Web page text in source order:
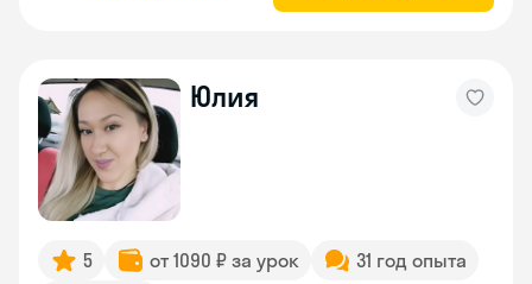
Юлия
5 от 1090 ₽ за урок
31 год опыта